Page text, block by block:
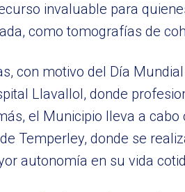
invaluable para
como tomografías de
con motivo del Día
Llavallol, donde
el Municipio lleva a
Temperley, donde se
autonomía en su vida